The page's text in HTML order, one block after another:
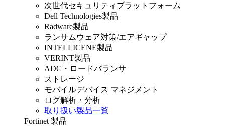
次世代セキュリティプラットフォーム
Dell Technologies製品
Radware製品
ランサムウェア対策/エアギャップ
INTELLICENE製品
VERINT製品
ADC・ロードバランサ
ストレージ
モバイルデバイス マネジメント
ログ解析・分析
取り扱い製品一覧
Fortinet 製品